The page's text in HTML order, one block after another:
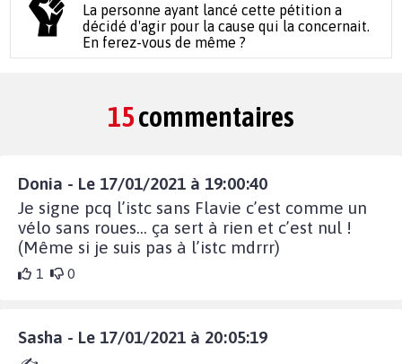
La personne ayant lancé cette pétition a
décidé d'agir pour la cause qui la concernait.
En ferez-vous de même ?
15commentaires
Donia - Le 17/01/2021 à 19:00:40
Je signe pcq l’istc sans Flavie c’est comme un
vélo sans roues... ça sert à rien et c’est nul !
(Même si je suis pas à l’istc mdrrr)
1 0
Sasha - Le 17/01/2021 à 20:05:19